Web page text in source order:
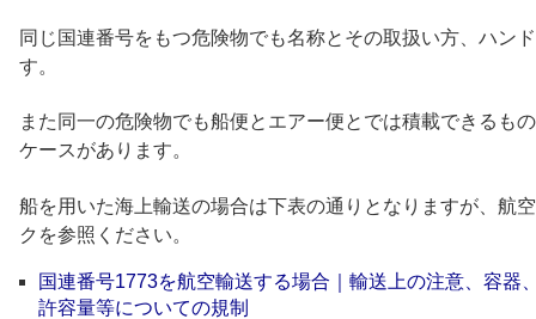
同じ国連番号をもつ危険物でも名称とその取扱い方、ハン
す。
また同一の危険物でも船便とエアー便とでは積載できるも
ケースがあります。
船を用いた海上輸送の場合は下表の通りとなりますが、航
クを参照ください。
国連番号1773を航空輸送する場合｜輸送上の注意、容器
許容量等についての規制